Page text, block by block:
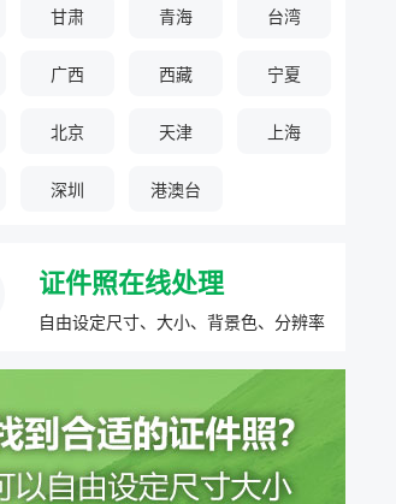
甘肃 青海 台湾
广西 西藏 宁夏
北京 天津 上海
深圳 港澳台
证件照在线处理
自由设定尺寸、大小、背景色、分辨率